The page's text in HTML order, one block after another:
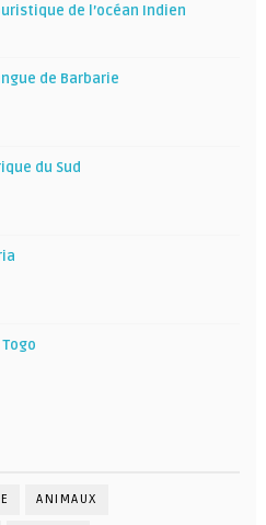
de l’océan Indien
de Barbarie
du Sud
ANIMAUX